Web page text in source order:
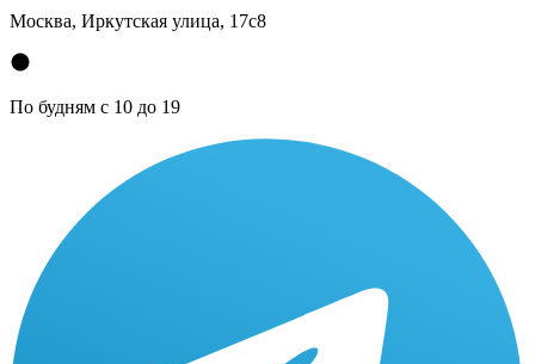
Москва, Иркутская улица, 17с8
По будням с 10 до 19